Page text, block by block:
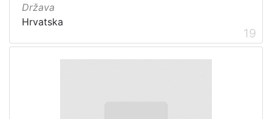
Država
Hrvatska
19